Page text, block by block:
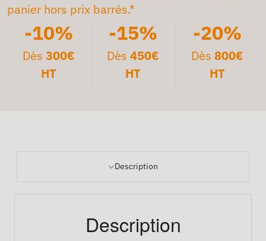
panier hors prix barrés.*
-10%
Dès300€
HT
-15%
Dès 450€
HT
-20%
Dès 800€
HT
Description
Description